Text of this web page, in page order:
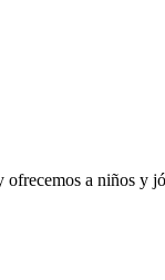
a niños y